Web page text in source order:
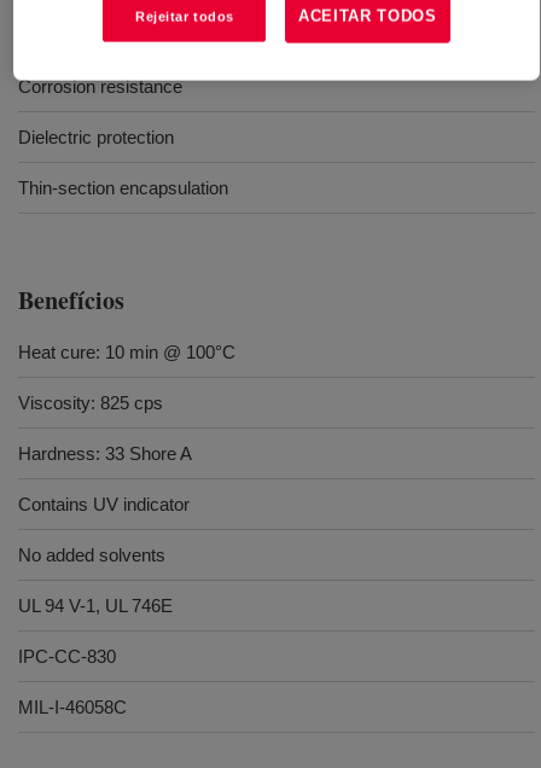
Environmental protection
Corrosion resistance
Dielectric protection
Thin-section encapsulation
Benefícios
Heat cure: 10 min @ 100°C
Viscosity: 825 cps
Hardness: 33 Shore A
Contains UV indicator
No added solvents
UL 94 V-1, UL 746E
IPC-CC-830
MIL-I-46058C
Rejeitar todos ACEITAR TODOS